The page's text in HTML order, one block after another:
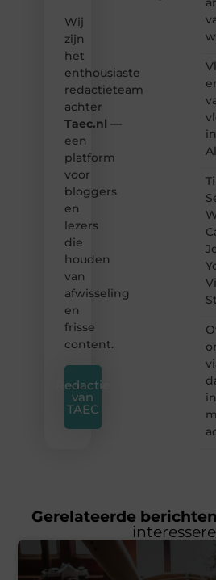
Wij
zijn
het
enthousiaste
redactieteam
achter
Taec.nl —
een
platform
voor
bloggers
en
lezers
die
houden
van
afwisseling
en
frisse
content.
Redactie
van
TAEC
in
Gerelateerde berichten